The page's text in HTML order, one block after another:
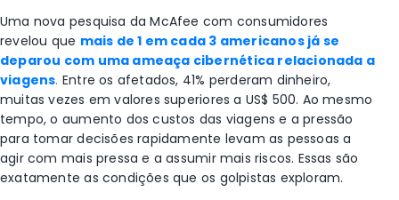
Uma nova pesquisa da McAfee com consumidores
revelou que mais de 1 em cada 3 americanos já se
deparou com uma ameaça cibernética relacionada a
viagens. Entre os afetados, 41% perderam dinheiro,
muitas vezes em valores superiores a US$ 500. Ao mesmo
tempo, o aumento dos custos das viagens e a pressão
para tomar decisões rapidamente levam as pessoas a
agir com mais pressa e a assumir mais riscos. Essas são
exatamente as condições que os golpistas exploram.